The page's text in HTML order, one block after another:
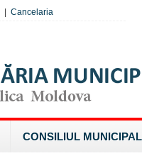
Cancelaria
CONSILIUL MUNICIPAL